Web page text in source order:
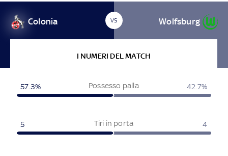
Colonia VS Wolfsburg
I NUMERI DEL MATCH
Possesso palla
57.3% 42.7%
Tiri in porta
5 4